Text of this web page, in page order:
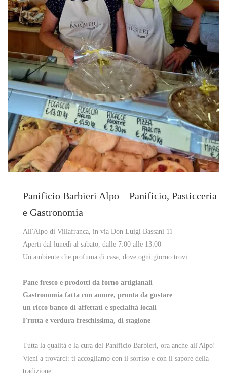
Panificio Barbieri Alpo – Panificio, Pasticceria
e Gastronomia
All'Alpo di Villafranca, in via Don Luigi Bassani 11
Aperti dal lunedì al sabato, dalle 7:00 alle 13:00
Un ambiente che profuma di casa, dove ogni giorno trovi:
Pane fresco e prodotti da forno artigianali
Gastronomia fatta con amore, pronta da gustare
un ricco banco di affettati e specialità locali
Frutta e verdura freschissima, di stagione
Tutta la qualità e la cura del Panificio Barbieri, ora anche all'Alpo!
Vieni a trovarci: ti accogliamo con il sorriso e con il sapore della
tradizione.